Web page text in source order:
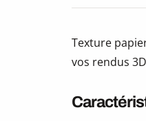
Texture
vos rendus